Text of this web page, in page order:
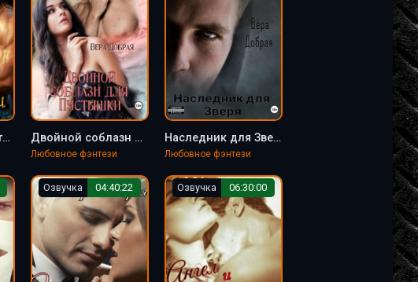
Проклятие Табигати - Вера Добрая, Алексей Зелепукин Двойной соблазн для Пустышки - Вера Добрая
Любовное фэнтези
Наследник для Зверя - Вера Добрая
Любовное фэнтези
Озвучка 04:40:22 Озвучка 06:30:00